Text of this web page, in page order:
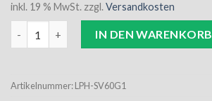
inkl. 19 % MwSt. zzgl. Versandkosten
IN DEN WARENKORB
Artikelnummer:LPH-SV60G1